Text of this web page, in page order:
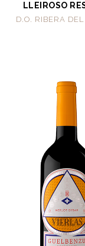
LLEIROSO
D.O. RIBERA